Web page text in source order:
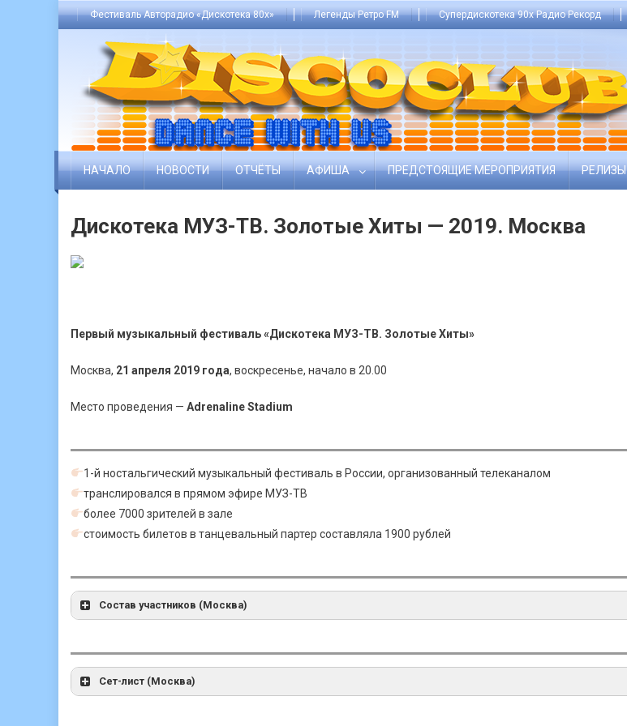
Фестиваль Авторадио «Дискотека 80х» Легенды Ретро FM Супердискотека 90х Радио Рекорд
НАЧАЛО НОВОСТИ ОТЧЁТЫ АФИША ПРЕДСТОЯЩИЕ МЕРОПРИЯТИЯ РЕЛИЗЫ
Дискотека МУЗ-ТВ. Золотые Хиты — 2019. Москва
Первый музыкальный фестиваль «Дискотека МУЗ-ТВ. Золотые Хиты»
Москва, 21 апреля 2019 года, воскресенье, начало в 20.00
Место проведения — Adrenaline Stadium
1-й ностальгический музыкальный фестиваль в России, организованный телеканалом
транслировался в прямом эфире МУЗ-ТВ
более 7000 зрителей в зале
стоимость билетов в танцевальный партер составляла 1900 рублей
Состав участников (Москва)
Сет-лист (Москва)